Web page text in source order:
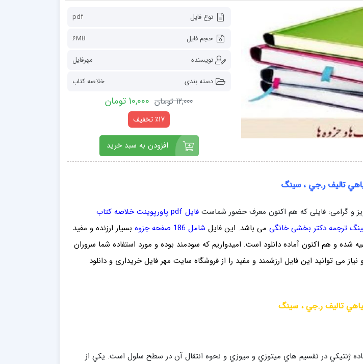
نوع فایل
pdf
حجم فایل
6MB
نویسنده
مهرفایل
دسته بندی
خلاصه کتاب
12,000 تومان 10,000 تومان
٪17 تخفیف
افزودن به سبد خرید
تالیف ر.جي ، سينگ
و گرامی: فایلی که هم اکنون معرف حضور شماست
فایل pdf پاورپوینت خلاصه کتاب
ترجمه دکتر بخشی خانگی می باشد. این فایل شامل 186 صفحه جزوه
بسیار ارزنده و مفید
شده و هم اکنون آماده دانلود است. امیدواریم که سودمند بوده و مورد استفاده شما سروران
می توانید این فایل ارزشمند و مفید را از فروشگاه سایت مهر فایل خریداریو دانلود
تالیف ر.جي ، سينگ
ماده ژنتيكي در تقسيم هاي ميتوزي و ميوزي و نحوه انتقال آن در سطح سلول است. يكي از